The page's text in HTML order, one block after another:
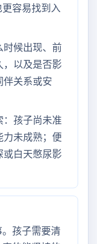
容易找到入
时候出现、前
，以及是否影
伴关系或安
：孩子尚未准
力未成熟；便
或白天憋尿影
孩子需要清